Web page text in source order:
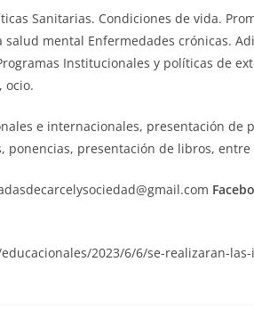
Sanitarias. Condiciones de vida.
mental Enfermedades crónicas.
Institucionales y políticas de
ocio.
e internacionales, presentación de
presentación de libros,
2023/6/6/se-realizaran-